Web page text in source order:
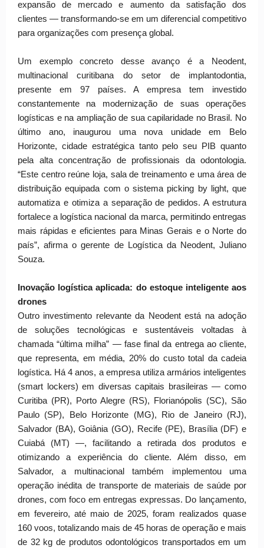
expansão de mercado e aumento da satisfação dos
clientes — transformando-se em um diferencial competitivo
para organizações com presença global.
Um exemplo concreto desse avanço é a Neodent,
multinacional curitibana do setor de implantodontia,
presente em 97 países. A empresa tem investido
constantemente na modernização de suas operações
logísticas e na ampliação de sua capilaridade no Brasil. No
último ano, inaugurou uma nova unidade em Belo
Horizonte, cidade estratégica tanto pelo seu PIB quanto
pela alta concentração de profissionais da odontologia.
“Este centro reúne loja, sala de treinamento e uma área de
distribuição equipada com o sistema picking by light, que
automatiza e otimiza a separação de pedidos. A estrutura
fortalece a logística nacional da marca, permitindo entregas
mais rápidas e eficientes para Minas Gerais e o Norte do
país”, afirma o gerente de Logística da Neodent, Juliano
Souza.
Inovação logística aplicada: do estoque inteligente aos
drones
Outro investimento relevante da Neodent está na adoção
de soluções tecnológicas e sustentáveis voltadas à
chamada “última milha” — fase final da entrega ao cliente,
que representa, em média, 20% do custo total da cadeia
logística. Há 4 anos, a empresa utiliza armários inteligentes
(smart lockers) em diversas capitais brasileiras — como
Curitiba (PR), Porto Alegre (RS), Florianópolis (SC), São
Paulo (SP), Belo Horizonte (MG), Rio de Janeiro (RJ),
Salvador (BA), Goiânia (GO), Recife (PE), Brasília (DF) e
Cuiabá (MT) —, facilitando a retirada dos produtos e
otimizando a experiência do cliente. Além disso, em
Salvador, a multinacional também implementou uma
operação inédita de transporte de materiais de saúde por
drones, com foco em entregas expressas. Do lançamento,
em fevereiro, até maio de 2025, foram realizados quase
160 voos, totalizando mais de 45 horas de operação e mais
de 32 kg de produtos odontológicos transportados em um